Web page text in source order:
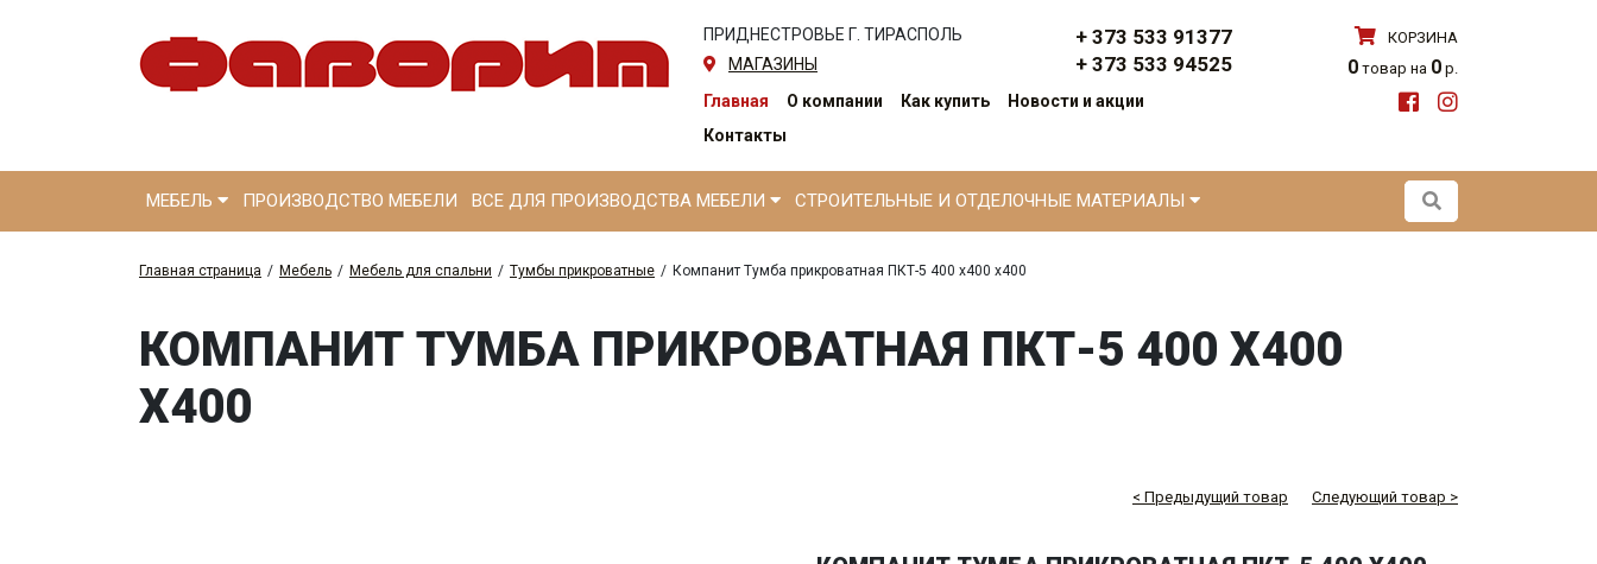
ПРИДНЕСТРОВЬЕ Г. ТИРАСПОЛЬ
МАГАЗИНЫ
+ 373 533 91377
+ 373 533 94525
Главная О компании Как купить
Новости и акции
Контакты
КОРЗИНА
0 товар на 0 р.
МЕБЕЛЬ ПРОИЗВОДСТВО МЕБЕЛИ ВСЕ ДЛЯ ПРОИЗВОДСТВА МЕБЕЛИ СТРОИТЕЛЬНЫЕ И ОТДЕЛОЧНЫЕ МАТЕРИАЛЫ
Главная страница / Мебель / Мебель для спальни / Тумбы прикроватные / Компанит Тумба прикроватная ПКТ-5 400 х400 х400
КОМПАНИТ ТУМБА ПРИКРОВАТНАЯ ПКТ-5 400 Х400
Х400
< Предыдущий товар Следующий товар >